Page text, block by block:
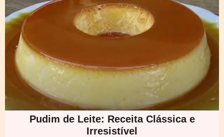
Pudim de Leite: Receita Clássica e
Irresistível